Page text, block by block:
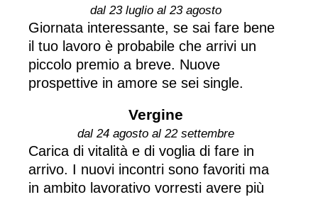
dal 23 luglio al 23 agosto
Giornata interessante, se sai fare bene
il tuo lavoro è probabile che arrivi un
piccolo premio a breve. Nuove
prospettive in amore se sei single.
Vergine
dal 24 agosto al 22 settembre
Carica di vitalità e di voglia di fare in
arrivo. I nuovi incontri sono favoriti ma
in ambito lavorativo vorresti avere più